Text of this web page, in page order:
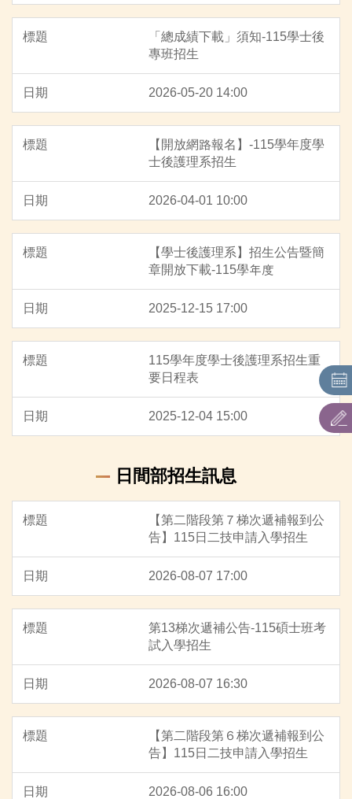
「總成績下載」須知-115學士後
專班招生
2026-05-20 14:00
【開放網路報名】-115學年度學
士後護理系招生
2026-04-01 10:00
【學士後護理系】招生公告暨簡
章開放下載-115學年度
2025-12-15 17:00
115學年度學士後護理系招生重
要日程表
2025-12-04 15:00
日間部招生訊息
【第二階段第７梯次遞補報到公
告】115日二技申請入學招生
2026-08-07 17:00
第13梯次遞補公告-115碩士班考
試入學招生
2026-08-07 16:30
【第二階段第６梯次遞補報到公
告】115日二技申請入學招生
2026-08-06 16:00